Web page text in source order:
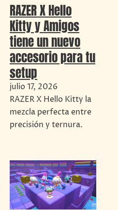
RAZER X Hello
Kitty y Amigos
tiene un nuevo
accesorio para tu
setup
julio 17, 2026
RAZER X Hello Kitty la
mezcla perfecta entre
precisión y ternura.